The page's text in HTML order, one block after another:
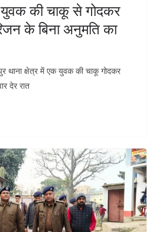
की चाकू से गोदकर
के बिना अनुमति का
थाना क्षेत्र में एक युवक की चाकू गोदकर
देर रात